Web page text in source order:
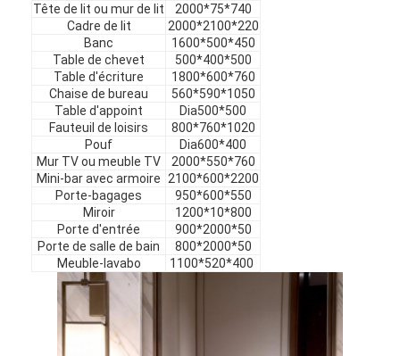
Tête de lit ou mur de lit
2000*75*740
Cadre de lit
2000*2100*220
Banc
1600*500*450
Table de chevet
500*400*500
Table d'écriture
1800*600*760
Chaise de bureau
560*590*1050
Table d'appoint
Dia500*500
Fauteuil de loisirs
800*760*1020
Pouf
Dia600*400
Mur TV ou meuble TV
2000*550*760
Mini-bar avec armoire
2100*600*2200
Porte-bagages
950*600*550
Miroir
1200*10*800
Porte d'entrée
900*2000*50
Porte de salle de bain
800*2000*50
Meuble-lavabo
1100*520*400